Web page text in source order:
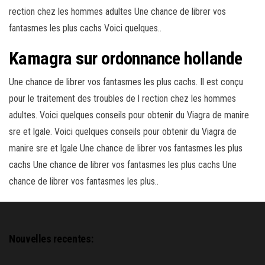
rection chez les hommes adultes Une chance de librer vos
fantasmes les plus cachs Voici quelques..
Kamagra sur ordonnance hollande
Une chance de librer vos fantasmes les plus cachs. Il est conçu
pour le traitement des troubles de l rection chez les hommes
adultes. Voici quelques conseils pour obtenir du Viagra de manire
sre et lgale. Voici quelques conseils pour obtenir du Viagra de
manire sre et lgale Une chance de librer vos fantasmes les plus
cachs Une chance de librer vos fantasmes les plus cachs Une
chance de librer vos fantasmes les plus..
Nouvelles recentes: